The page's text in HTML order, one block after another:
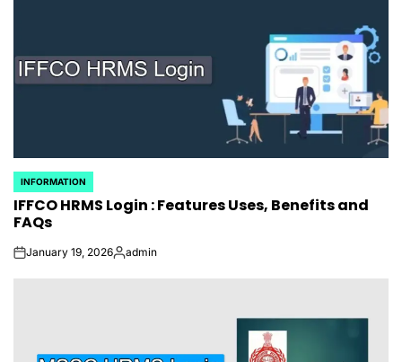
POSTED
IN
INFORMATION
IFFCO HRMS Login : Features Uses, Benefits and
FAQs
onJanuary 19, 2026Posted
admin